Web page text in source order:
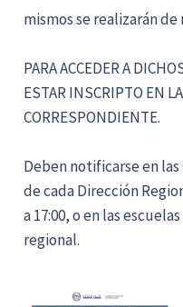
mismos se realizarán
PARA ACCEDER A
ESTAR INSCRIPTO EN
CORRESPONDIENTE.
Deben notificarse en
de cada Dirección
a 17:00, o en las
regional.